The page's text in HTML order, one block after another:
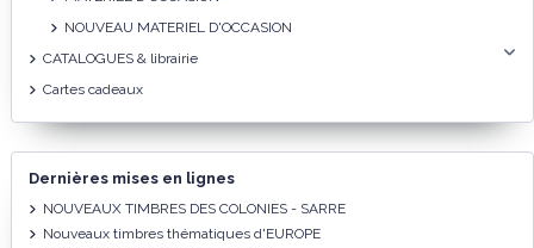
NOUVEAU MATERIEL D'OCCASION
CATALOGUES & librairie
Cartes cadeaux
Dernières mises en lignes
NOUVEAUX TIMBRES DES COLONIES - SARRE
Nouveaux timbres thématiques d'EUROPE